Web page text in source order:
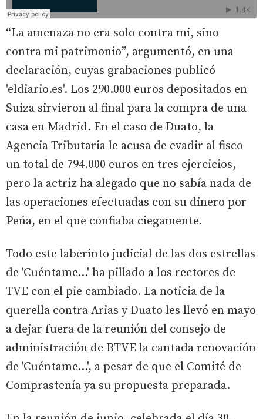
“La amenaza no era solo contra mi, sino
contra mi patrimonio”, argumentó, en una
declaración, cuyas grabaciones publicó
'eldiario.es'. Los 290.000 euros depositados en
Suiza sirvieron al final para la compra de una
casa en Madrid. En el caso de Duato, la
Agencia Tributaria le acusa de evadir al fisco
un total de 794.000 euros en tres ejercicios,
pero la actriz ha alegado que no sabía nada de
las operaciones efectuadas con su dinero por
Peña, en el que confiaba ciegamente.
Todo este laberinto judicial de las dos estrellas
de 'Cuéntame...' ha pillado a los rectores de
TVE con el pie cambiado. La noticia de la
querella contra Arias y Duato les llevó en mayo
a dejar fuera de la reunión del consejo de
administración de RTVE la cantada renovación
de 'Cuéntame...', a pesar de que el Comité de
Comprastenía ya su propuesta preparada.